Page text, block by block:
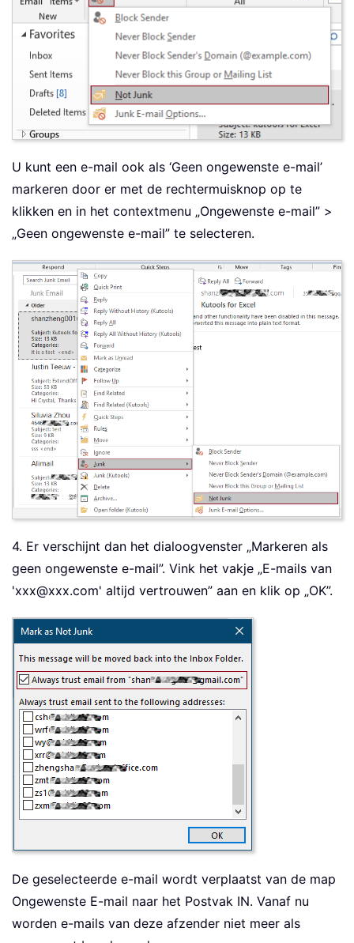
U kunt een e-mail ook als ‘Geen ongewenste e-mail’
markeren door er met de rechtermuisknop op te
klikken en in het contextmenu „Ongewenste e-mail” >
„Geen ongewenste e-mail” te selecteren.
4. Er verschijnt dan het dialoogvenster „Markeren als
geen ongewenste e-mail”. Vink het vakje „E-mails van
'xxx@xxx.com' altijd vertrouwen” aan en klik op „OK”.
De geselecteerde e-mail wordt verplaatst van de map
Ongewenste E-mail naar het Postvak IN. Vanaf nu
worden e-mails van deze afzender niet meer als